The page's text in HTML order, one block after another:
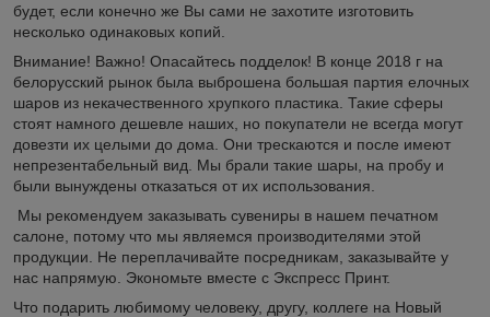
будет, если конечно же Вы сами не захотите изготовить
несколько одинаковых копий.
Внимание! Важно! Опасайтесь подделок! В конце 2018 г на
белорусский рынок была выброшена большая партия елочных
шаров из некачественного хрупкого пластика. Такие сферы
стоят намного дешевле наших, но покупатели не всегда могут
довезти их целыми до дома. Они трескаются и после имеют
непрезентабельный вид. Мы брали такие шары, на пробу и
были вынуждены отказаться от их использования.
Мы рекомендуем заказывать сувениры в нашем печатном
салоне, потому что мы являемся производителями этой
продукции. Не переплачивайте посредникам, заказывайте у
нас напрямую. Экономьте вместе с Экспресс Принт.
Что подарить любимому человеку, другу, коллеге на Новый